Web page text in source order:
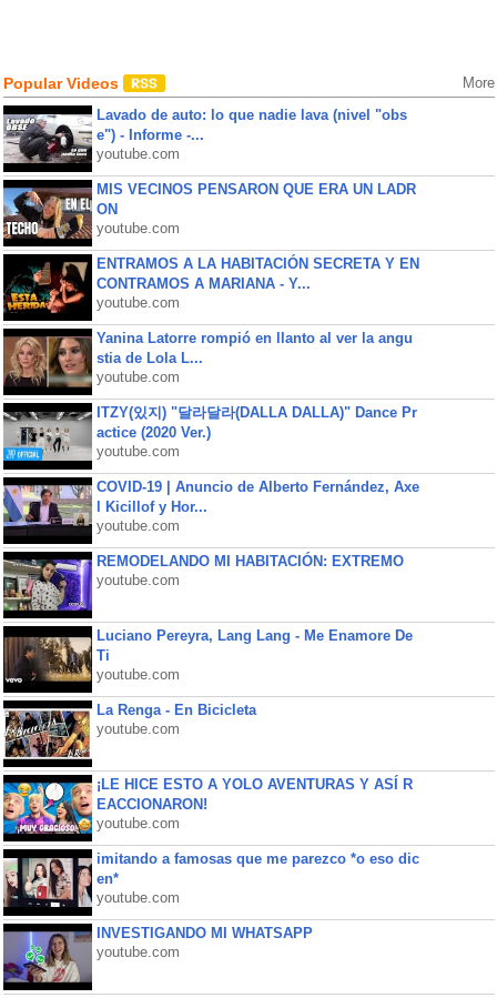
Popular Videos More
Lavado de auto: lo que nadie lava (nivel "obs
e") - Informe -...
youtube.com
MIS VECINOS PENSARON QUE ERA UN LADR
ON
youtube.com
ENTRAMOS A LA HABITACIÓN SECRETA Y EN
CONTRAMOS A MARIANA - Y...
youtube.com
Yanina Latorre rompió en llanto al ver la angu
stia de Lola L...
youtube.com
ITZY(있지) "달라달라(DALLA DALLA)" Dance Pr
actice (2020 Ver.)
youtube.com
COVID-19 | Anuncio de Alberto Fernández, Axe
l Kicillof y Hor...
youtube.com
REMODELANDO MI HABITACIÓN: EXTREMO
youtube.com
Luciano Pereyra, Lang Lang - Me Enamore De
Ti
youtube.com
La Renga - En Bicicleta
youtube.com
¡LE HICE ESTO A YOLO AVENTURAS Y ASÍ R
EACCIONARON!
youtube.com
imitando a famosas que me parezco *o eso dic
en*
youtube.com
INVESTIGANDO MI WHATSAPP
youtube.com